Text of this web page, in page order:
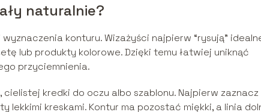
naturalnie?
konturu. Wizażyści najpierw “rysują”
lub produkty kolorowe. Dzięki temu łatwiej uniknąć
przyciemnienia.
kredki do oczu albo szablonu. Najpierw zaznacz
lekkimi kreskami. Kontur ma pozostać miękki, a linia